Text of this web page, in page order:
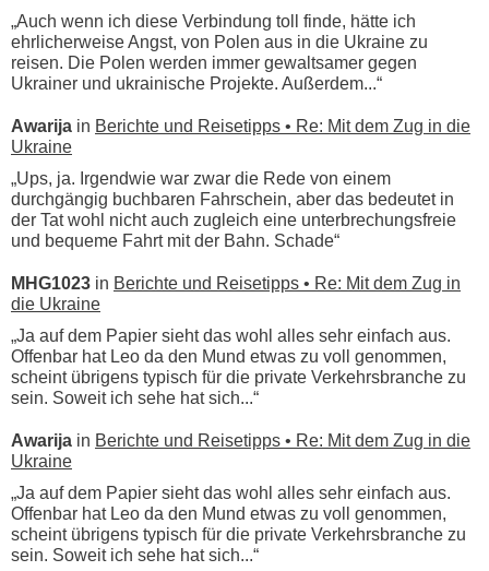
„Auch wenn ich diese Verbindung toll finde, hätte ich
ehrlicherweise Angst, von Polen aus in die Ukraine zu
reisen. Die Polen werden immer gewaltsamer gegen
Ukrainer und ukrainische Projekte. Außerdem...“
Awarija in Berichte und Reisetipps • Re: Mit dem Zug in die
Ukraine
„Ups, ja. Irgendwie war zwar die Rede von einem
durchgängig buchbaren Fahrschein, aber das bedeutet in
der Tat wohl nicht auch zugleich eine unterbrechungsfreie
und bequeme Fahrt mit der Bahn. Schade“
MHG1023 in Berichte und Reisetipps • Re: Mit dem Zug in
die Ukraine
„Ja auf dem Papier sieht das wohl alles sehr einfach aus.
Offenbar hat Leo da den Mund etwas zu voll genommen,
scheint übrigens typisch für die private Verkehrsbranche zu
sein. Soweit ich sehe hat sich...“
Awarija in Berichte und Reisetipps • Re: Mit dem Zug in die
Ukraine
„Ja auf dem Papier sieht das wohl alles sehr einfach aus.
Offenbar hat Leo da den Mund etwas zu voll genommen,
scheint übrigens typisch für die private Verkehrsbranche zu
sein. Soweit ich sehe hat sich...“